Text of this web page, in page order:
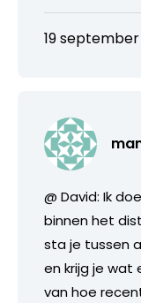
19 september
@ David: Ik
binnen het
sta je tussen
en krijg je wat
van hoe